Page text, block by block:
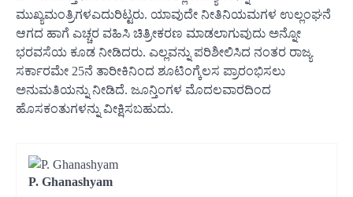
ಮುಖ್ಯಮಂತ್ರಿಗಳಎದುರಿಟ್ಟರು. ಯಾವುದೇ ನೀತಿನಿಯಮಗಳ ಉಲ್ಲಂಘನೆ
ಆಗದ ಹಾಗೆ ಎಚ್ಚರ ವಹಿಸಿ ಚಿತ್ರೀಕರಣ ಮಾಡಲಾಗುವುದು ಅನ್ನೋ
ಭರವಸೆಯ ಕೂಡ ನೀಡಿದರು. ಎಲ್ಲವನ್ನು ಪರಿಶೀಲಿಸಿದ ನಂತರ ರಾಜ್ಯ
ಸರ್ಕಾರಮೇ 25ನೆ ತಾರೀಕಿನಿಂದ ಶೂಟಿಂಗ್ಕೆಲಸ ಪ್ರಾರಂಭಿಸಲು
ಅನುಮತಿಯನ್ನು ನೀಡಿದೆ. ಜೂನ್ತಿಂಗಳ ಮೊದಲವಾರದಿಂದ
ಹೊಸಕಂತುಗಳನ್ನು ವೀಕ್ಷಿಸಬಹುದು.
P. Ghanashyam